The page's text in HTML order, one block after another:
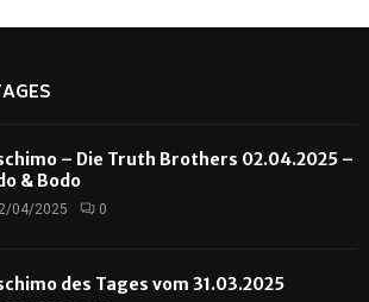
– Die Truth Brothers 02.04.2025 –
& Bodo
04/2025 0
des Tages vom 31.03.2025